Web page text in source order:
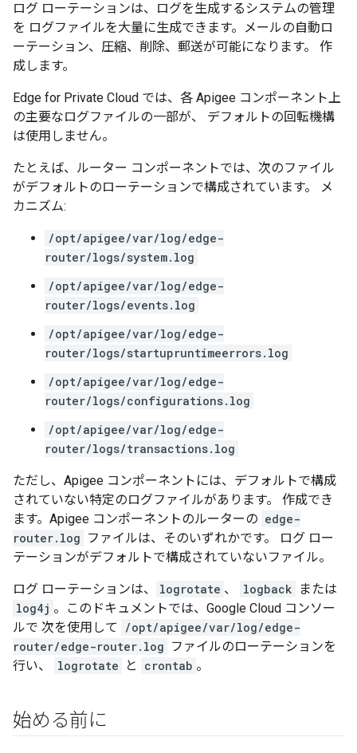
ログ ローテーションは、ログを生成するシステムの管理
を ログファイルを大量に生成できます。メールの自動ロ
ーテーション、圧縮、削除、郵送が可能になります。 作
成します。
Edge for Private Cloud では、各 Apigee コンポーネント上
の主要なログファイルの一部が、 デフォルトの回転機構
は使用しません。
たとえば、ルーター コンポーネントでは、次のファイル
がデフォルトのローテーションで構成されています。 メ
カニズム:
/opt/apigee/var/log/edge-
router/logs/system.log
/opt/apigee/var/log/edge-
router/logs/events.log
/opt/apigee/var/log/edge-
router/logs/startupruntimeerrors.log
/opt/apigee/var/log/edge-
router/logs/configurations.log
/opt/apigee/var/log/edge-
router/logs/transactions.log
ただし、Apigee コンポーネントには、デフォルトで構成
されていない特定のログファイルがあります。 作成でき
ます。Apigee コンポーネントのルーターの edge-
router.log ファイルは、そのいずれかです。 ログ ロー
テーションがデフォルトで構成されていないファイル。
ログ ローテーションは、 logrotate 、 logback
または
log4j 。このドキュメントでは、Google Cloud コンソー
ルで 次を使用して
/opt/apigee/var/log/edge-
router/edge-router.log ファイルのローテーションを
行い、
logrotate と crontab 。
始める前に